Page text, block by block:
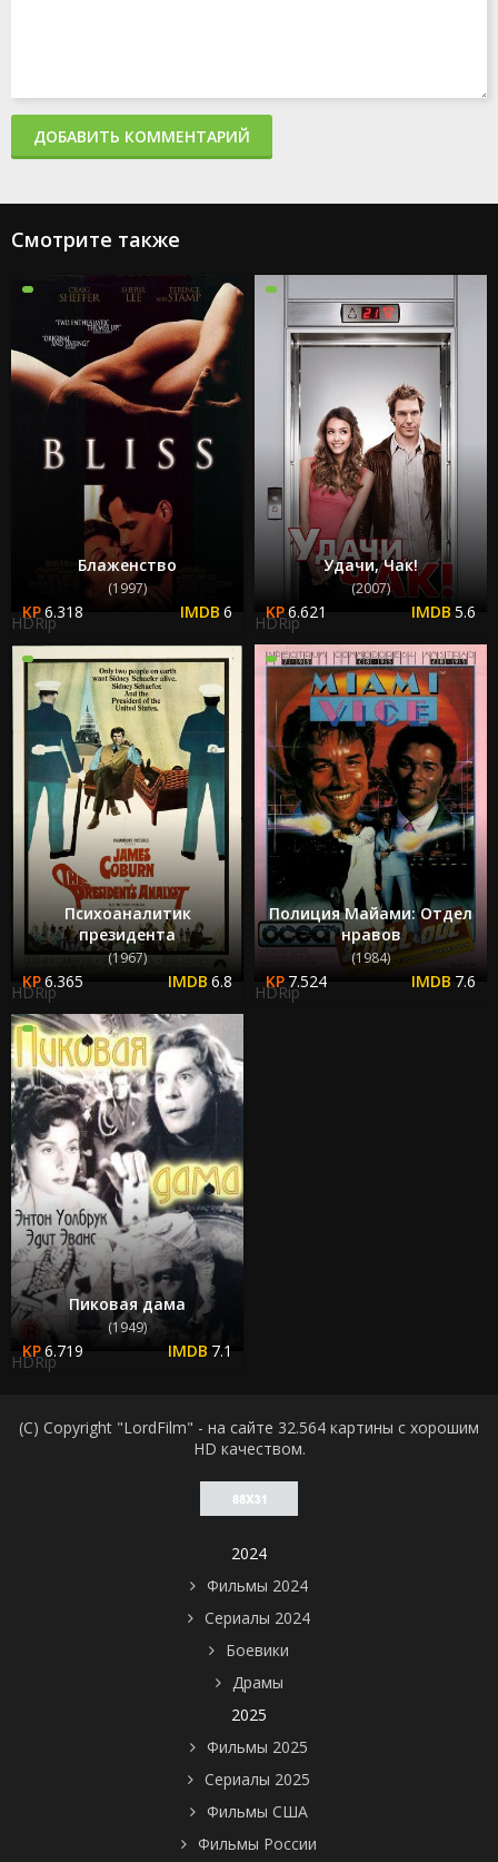
ДОБАВИТЬ КОММЕНТАРИЙ
Смотрите также
Блаженство
(1997)
6.318 6
HDRip
Удачи, Чак!
(2007)
6.621 5.6
HDRip
Психоаналитик
президента
(1967)
6.365 6.8
HDRip
Полиция Майами: Отдел
нравов
(1984)
7.524 7.6
HDRip
Пиковая дама
(1949)
6.719 7.1
HDRip
(C) Copyright "LordFilm" - на сайте 32.564 картины с хорошим
HD качеством.
2024
Фильмы 2024
Сериалы 2024
Боевики
Драмы
2025
Фильмы 2025
Сериалы 2025
Фильмы США
Фильмы России